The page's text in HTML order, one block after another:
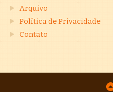
Arquivo
Política de Privacidade
Contato